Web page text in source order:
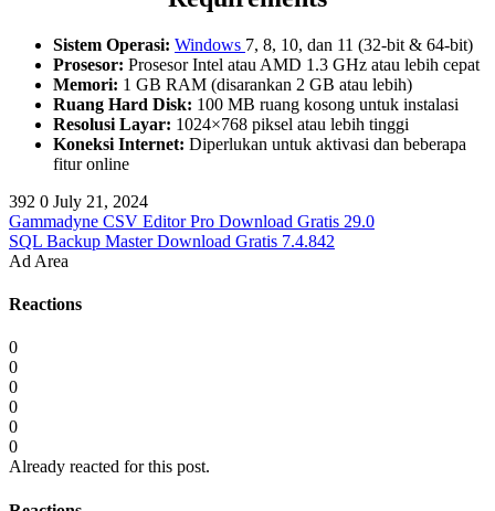
Sistem Operasi: Windows 7, 8, 10, dan 11 (32-bit & 64-bit)
Prosesor: Prosesor Intel atau AMD 1.3 GHz atau lebih cepat
Memori: 1 GB RAM (disarankan 2 GB atau lebih)
Ruang Hard Disk: 100 MB ruang kosong untuk instalasi
Resolusi Layar: 1024×768 piksel atau lebih tinggi
Koneksi Internet: Diperlukan untuk aktivasi dan beberapa
fitur online
392 0 July 21, 2024
Gammadyne CSV Editor Pro Download Gratis 29.0
SQL Backup Master Download Gratis 7.4.842
Ad Area
Reactions
0
0
0
0
0
0
Already reacted for this post.